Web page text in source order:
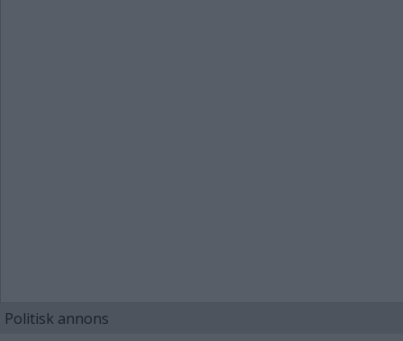
Politisk annons